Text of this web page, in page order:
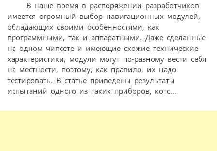
В наше время в распоряжении разработчиков
имеется огромный выбор навигационных модулей,
обладающих своими особенностями, как
программными, так и аппаратными. Даже сделанные
на одном чипсете и имеющие схожие технические
характеристики, модули могут по-разному вести себя
на местности, поэтому, как правило, их надо
тестировать. В статье приведены результаты
испытаний одного из таких приборов, кото...